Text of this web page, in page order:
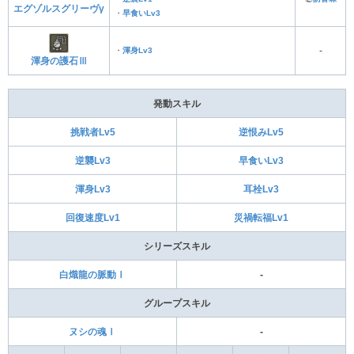
エグゾルスグリーヴγ
・ 早食いLv3
渾身の護石Ⅲ
・ 渾身Lv3 ‐
発動スキル
挑戦者Lv5 逆恨みLv5
逆襲Lv3 早食いLv3
渾身Lv3 耳栓Lv3
回復速度Lv1 災禍転福Lv1
シリーズスキル
白熾龍の脈動Ⅰ ‐
グループスキル
ヌシの魂Ⅰ ‐